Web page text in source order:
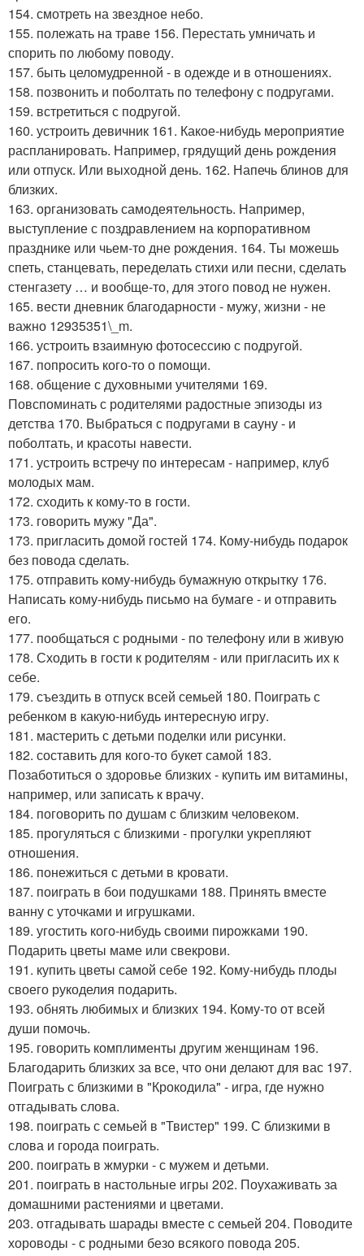
154. смотреть на звездное небо.
155. полежать на траве 156. Перестать умничать и
спорить по любому поводу.
157. быть целомудренной - в одежде и в отношениях.
158. позвонить и поболтать по телефону с подругами.
159. встретиться с подругой.
160. устроить девичник 161. Какое-нибудь мероприятие
распланировать. Например, грядущий день рождения
или отпуск. Или выходной день. 162. Напечь блинов для
близких.
163. организовать самодеятельность. Например,
выступление с поздравлением на корпоративном
празднике или чьем-то дне рождения. 164. Ты можешь
спеть, станцевать, переделать стихи или песни, сделать
стенгазету … и вообще-то, для этого повод не нужен.
165. вести дневник благодарности - мужу, жизни - не
важно 12935351\_m.
166. устроить взаимную фотосессию с подругой.
167. попросить кого-то о помощи.
168. общение с духовными учителями 169.
Повспоминать с родителями радостные эпизоды из
детства 170. Выбраться с подругами в сауну - и
поболтать, и красоты навести.
171. устроить встречу по интересам - например, клуб
молодых мам.
172. сходить к кому-то в гости.
173. говорить мужу "Да".
173. пригласить домой гостей 174. Кому-нибудь подарок
без повода сделать.
175. отправить кому-нибудь бумажную открытку 176.
Написать кому-нибудь письмо на бумаге - и отправить
его.
177. пообщаться с родными - по телефону или в живую
178. Сходить в гости к родителям - или пригласить их к
себе.
179. съездить в отпуск всей семьей 180. Поиграть с
ребенком в какую-нибудь интересную игру.
181. мастерить с детьми поделки или рисунки.
182. составить для кого-то букет самой 183.
Позаботиться о здоровье близких - купить им витамины,
например, или записать к врачу.
184. поговорить по душам с близким человеком.
185. прогуляться с близкими - прогулки укрепляют
отношения.
186. понежиться с детьми в кровати.
187. поиграть в бои подушками 188. Принять вместе
ванну с уточками и игрушками.
189. угостить кого-нибудь своими пирожками 190.
Подарить цветы маме или свекрови.
191. купить цветы самой себе 192. Кому-нибудь плоды
своего рукоделия подарить.
193. обнять любимых и близких 194. Кому-то от всей
души помочь.
195. говорить комплименты другим женщинам 196.
Благодарить близких за все, что они делают для вас 197.
Поиграть с близкими в "Крокодила" - игра, где нужно
отгадывать слова.
198. поиграть с семьей в "Твистер" 199. С близкими в
слова и города поиграть.
200. поиграть в жмурки - с мужем и детьми.
201. поиграть в настольные игры 202. Поухаживать за
домашними растениями и цветами.
203. отгадывать шарады вместе с семьей 204. Поводите
хороводы - с родными безо всякого повода 205.